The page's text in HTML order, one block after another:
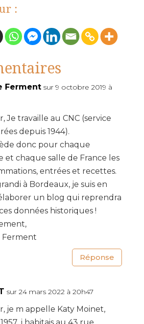
:
Ferment sur 9 octobre 2019 à
Je travaille au CNC (service
depuis 1944).
donc pour chaque
et chaque salle de France les
entrées et recettes.
à Bordeaux, je suis en
un blog qui reprendra
données historiques !
Ferment
Réponse
sur 24 mars 2022 à 20h47
je m appelle Katy Moinet,